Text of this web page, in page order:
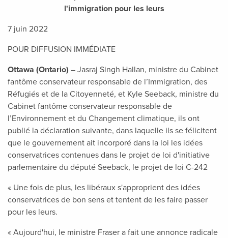
l'immigration pour les leurs
7 juin 2022
POUR DIFFUSION IMMÉDIATE
Ottawa (Ontario) – Jasraj Singh Hallan, ministre du Cabinet
fantôme conservateur responsable de l’Immigration, des
Réfugiés et de la Citoyenneté, et Kyle Seeback, ministre du
Cabinet fantôme conservateur responsable de
l’Environnement et du Changement climatique, ils ont
publié la déclaration suivante, dans laquelle ils se félicitent
que le gouvernement ait incorporé dans la loi les idées
conservatrices contenues dans le projet de loi d'initiative
parlementaire du député Seeback, le projet de loi C-242
« Une fois de plus, les libéraux s'approprient des idées
conservatrices de bon sens et tentent de les faire passer
pour les leurs.
« Aujourd'hui, le ministre Fraser a fait une annonce radicale